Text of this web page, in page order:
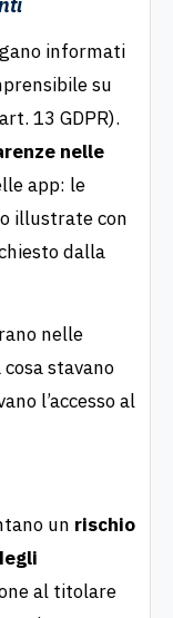
informati
su
13 GDPR).
nelle
app: le
illustrate con
dalla
nelle
stavano
l’accesso al
un rischio
al titolare